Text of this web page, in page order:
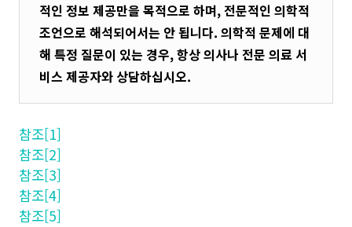
적인 정보 제공만을 목적으로 하며, 전문적인 의학적
조언으로 해석되어서는 안 됩니다. 의학적 문제에 대
해 특정 질문이 있는 경우, 항상 의사나 전문 의료 서
비스 제공자와 상담하십시오.
참조[1]
참조[2]
참조[3]
참조[4]
참조[5]